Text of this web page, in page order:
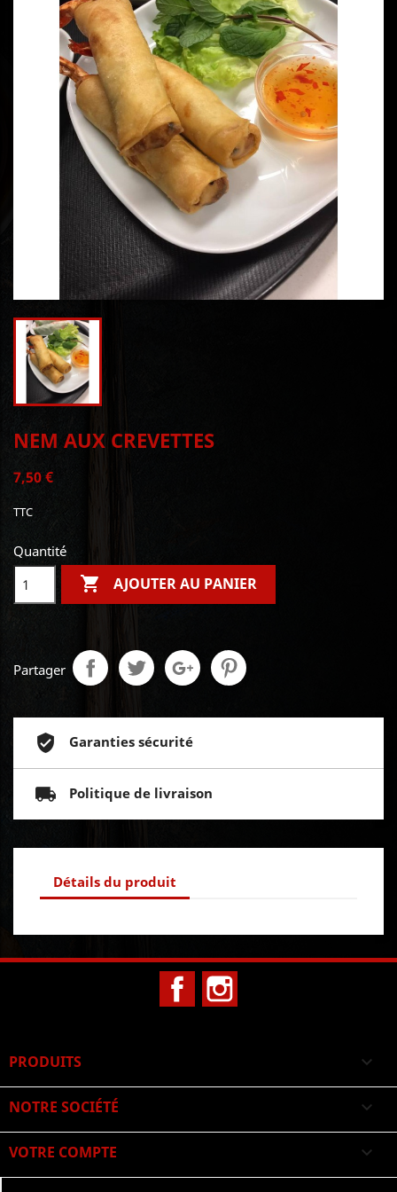
NEM AUX CREVETTES
7,50 €
TTC
Quantité
 AJOUTER AU PANIER
Partager
Garanties sécurité
Politique de livraison
Détails du produit
Facebook
PRODUITS 
NOTRE SOCIÉTÉ 
VOTRE COMPTE 